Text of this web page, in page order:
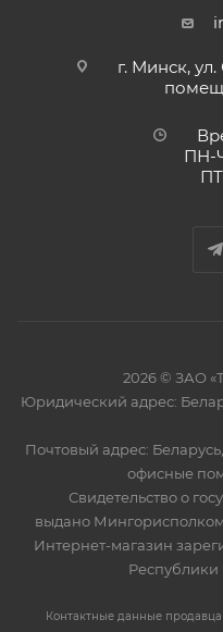
г. Минск,
ПН-
2026 © ЗАО
Юридический адрес:
Почтовый адрес:
офисные
Свидетельство о
выдано
Интернет-магазин
Республики
Контактные данные